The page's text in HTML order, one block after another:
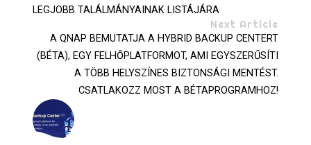
LEGJOBB TALÁLMÁNYAINAK LISTÁJÁRA
Next Article
A QNAP BEMUTATJA A HYBRID BACKUP CENTERT
(BÉTA), EGY FELHŐPLATFORMOT, AMI EGYSZERŰSÍTI
A TÖBB HELYSZÍNES BIZTONSÁGI MENTÉST.
CSATLAKOZZ MOST A BÉTAPROGRAMHOZ!